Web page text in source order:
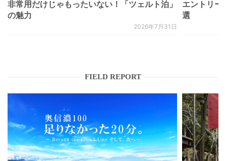
非常用だけじゃもったいない！「ツェルト泊」
の魅力
2026年7月31日
エントリー
選
FIELD REPORT